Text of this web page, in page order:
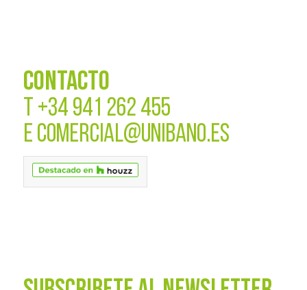
CONTACTO
T +34 941 262 455
E COMERCIAL@UNIBANO.ES